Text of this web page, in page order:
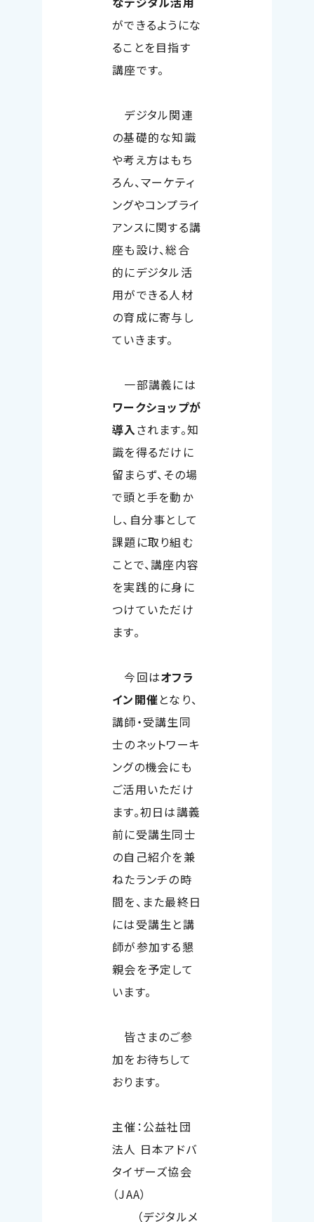
ができるようにな
ることを目指す
講座です。
デジタル関連
の基礎的な知識
や考え方はもち
ろん、マーケティ
ングやコンプライ
アンスに関する講
座も設け、総合
的にデジタル活
用ができる人材
の育成に寄与し
ていきます。
一部講義には
ワークショップが
導入されます。知
識を得るだけに
留まらず、その場
で頭と手を動か
し、自分事として
課題に取り組む
ことで、講座内容
を実践的に身に
つけていただけ
ます。
今回はオフラ
イン開催となり、
講師・受講生同
士のネットワーキ
ングの機会にも
ご活用いただけ
ます。初日は講義
前に受講生同士
の自己紹介を兼
ねたランチの時
間を、また最終日
には受講生と講
師が参加する懇
親会を予定して
います。
皆さまのご参
加をお待ちして
おります。
主催：公益社団
法人 日本アドバ
タイザーズ協会
（JAA）
（デジタルメ